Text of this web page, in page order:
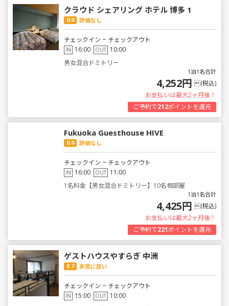
クラウド シェアリング ホテル 博多 1
0.0 評価なし
チェックイン ~ チェックアウト
IN 16:00 OUT 10:00
男女混合ドミトリー
1泊1名合計
4,252円 (税込)
お支払いは最大2ヶ月後！
ご予約で212ポイントを還元
Fukuoka Guesthouse HIVE
0.0 評価なし
チェックイン ~ チェックアウト
IN 16:00 OUT 11:00
1名料金【男女混合ドミトリー】10名相部屋
1泊1名合計
4,425円 (税込)
お支払いは最大2ヶ月後！
ご予約で221ポイントを還元
ゲストハウスやすらぎ 中洲
8.7 非常に良い
チェックイン ~ チェックアウト
IN 15:00 OUT 10:00